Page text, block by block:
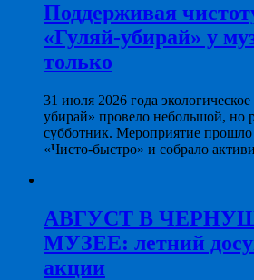
Поддерживая
«Гуляй-убирай» у
только
31 июля 2026 года
убирай» провело небольшой, но
субботник. Мероприятие
«Чисто-быстро» и собрало
АВГУСТ В
МУЗЕЕ: летний
акции